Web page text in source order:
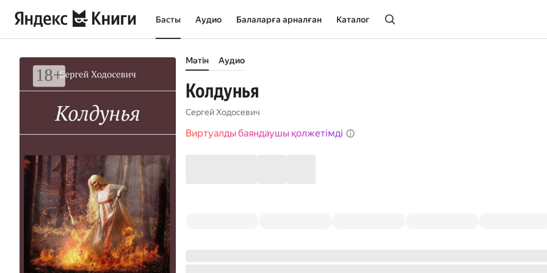
Басты Аудио Балаларға арналған Каталог
Мәтін Аудио
Колдунья
Сергей Ходосевич
Виртуалды баяндаушы қолжетімді